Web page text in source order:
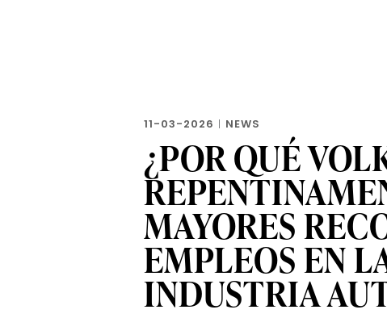
11-03-2026 | NEWS
¿POR QUÉ
MAYORES
EMPLEOS EN
INDUSTRIA